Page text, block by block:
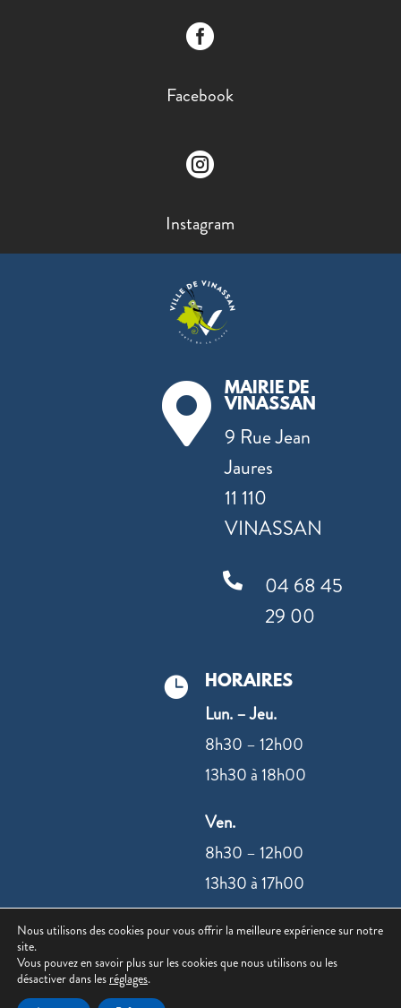

Facebook

Instagram

MAIRIE DE
VINASSAN
9 Rue Jean
Jaures
11 110
VINASSAN

04 68 45
29 00
 HORAIRES
Lun. – Jeu.
8h30 – 12h00
13h30 à 18h00
Ven.
8h30 – 12h00
13h30 à 17h00
NOUS CONTACTER
Nous utilisons des cookies pour vous offrir la meilleure expérience sur notre
site.
Vous pouvez en savoir plus sur les cookies que nous utilisons ou les
désactiver dans les réglages.